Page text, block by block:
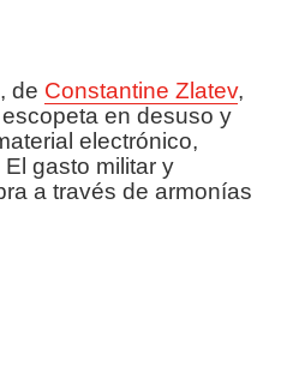
, de Constantine Zlatev,
en desuso y
electrónico,
gasto militar y
a través de armonías